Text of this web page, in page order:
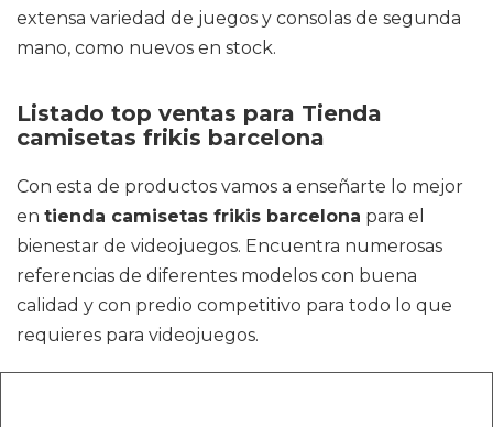
extensa variedad de juegos y consolas de segunda
mano, como nuevos en stock.
Listado top ventas para Tienda
camisetas frikis barcelona
Con esta de productos vamos a enseñarte lo mejor
en tienda camisetas frikis barcelona para el
bienestar de videojuegos. Encuentra numerosas
referencias de diferentes modelos con buena
calidad y con predio competitivo para todo lo que
requieres para videojuegos.